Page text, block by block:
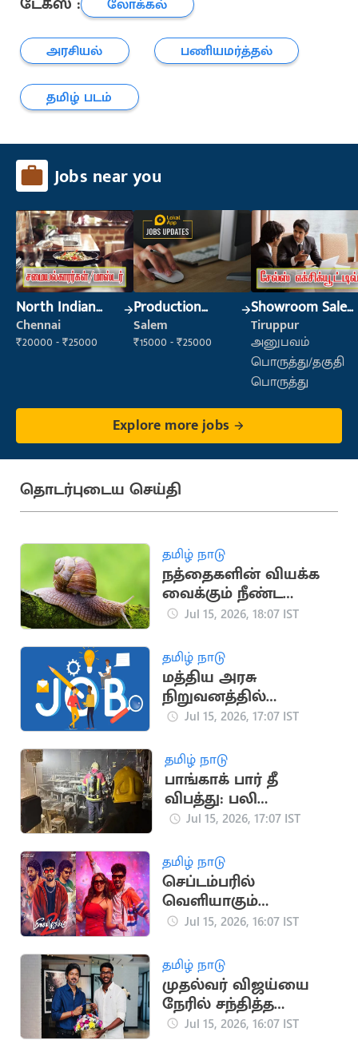
அரசியல்
பணியமர்த்தல்
தமிழ் படம்
Jobs near you
North Indian
Cook
Chennai
₹20000 - ₹25000
Production
Supervisor
Salem
₹15000 - ₹25000
Showroom Sales
Executive (Retail
Sales)
Tiruppur
அனுபவம்
பொருத்து/தகுதி
பொருத்து
Explore more jobs
தொடர்புடைய செய்தி
தமிழ் நாடு
நத்தைகளின் வியக்க
வைக்கும் நீண்ட
ஆயுள் கால
Jul 15, 2026, 18:07 IST
தமிழ் நாடு
மத்திய அரசு
நிறுவனத்தில்
வேலைவாய்ப்பு
Jul 15, 2026, 17:07 IST
தமிழ் நாடு
பாங்காக் பார் தீ
விபத்து: பலி
எண்ணிக்கை 32 ஆக
Jul 15, 2026, 17:07 IST
தமிழ் நாடு
செப்டம்பரில்
வெளியாகும்
ஹிப்ஹாப் ஆதியின்
Jul 15, 2026, 16:07 IST
தமிழ் நாடு
முதல்வர் விஜய்யை
நேரில் சந்தித்த
கிரிக்கெட் வீரர் சாய்
Jul 15, 2026, 16:07 IST